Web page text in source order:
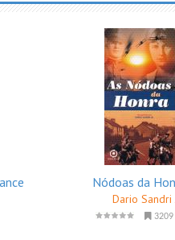
Nódoas da
Dario Sandri
3209